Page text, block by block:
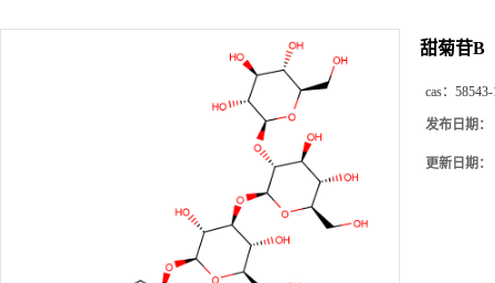
甜菊苷B
cas：
发布日期：
更新日期：